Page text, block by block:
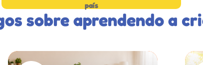
país
sobre aprendendo a